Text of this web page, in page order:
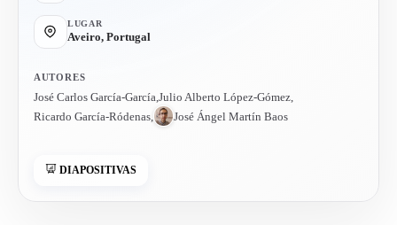
LUGAR
Aveiro, Portugal
AUTORES
José Carlos García-García,Julio Alberto López-Gómez,
Ricardo García-Ródenas, José Ángel Martín Baos
DIAPOSITIVAS